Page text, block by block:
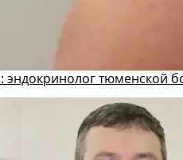
эндокринолог тюменской